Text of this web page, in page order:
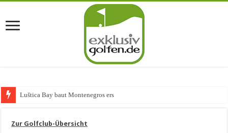
Luštica Bay baut Montenegros erste Golf-
Zur Golfclub-Übersicht